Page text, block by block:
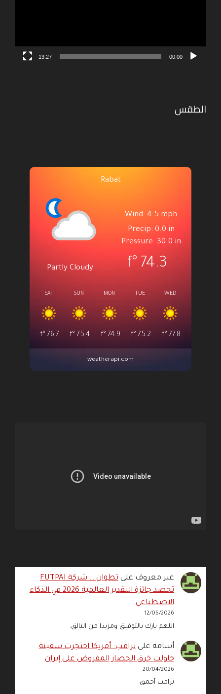
00:00
13:27
الطقس
Rabat
Partly Cloudy
Wind: 4.5 mph
Precip: 0.0 in
Pressure: 30.0 in
74.3
°f
SAT
76.7
°f
SUN
75.4
°f
MON
74.9
°f
TUE
75.2
°f
WED
77.8
°f
weatherapi.com
غير معروف على
تطوان … شركة FUTPAI
تحصد جائزة التقدير العالمية 2026 في الذكاء
الاصطناعي
12/05/2026
اللهم بارك بالتوفيق ومزيدا من التالق.
أسامة علىترامب: أمريكا احتجزت سفينة
حاولت خرق الحصار المفروض على إيران
20/04/2026
ترامب أحمق